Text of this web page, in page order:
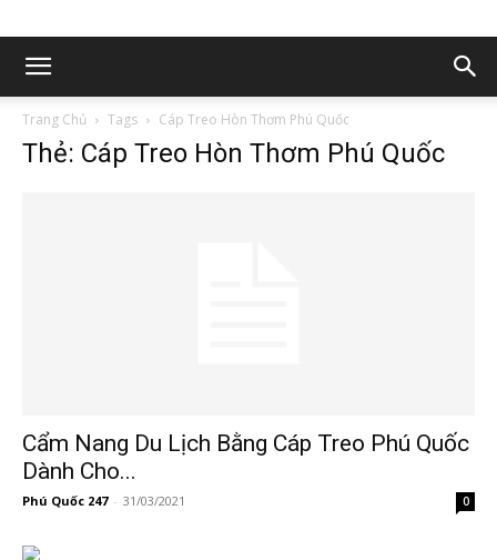
Trang Chủ Tags Cáp Treo Hòn Thơm Phú Quốc
Thẻ: Cáp Treo Hòn Thơm Phú Quốc
Cẩm Nang Du Lịch Bằng Cáp Treo Phú Quốc
Dành Cho...
Phú Quốc 247 - 31/03/2021 0